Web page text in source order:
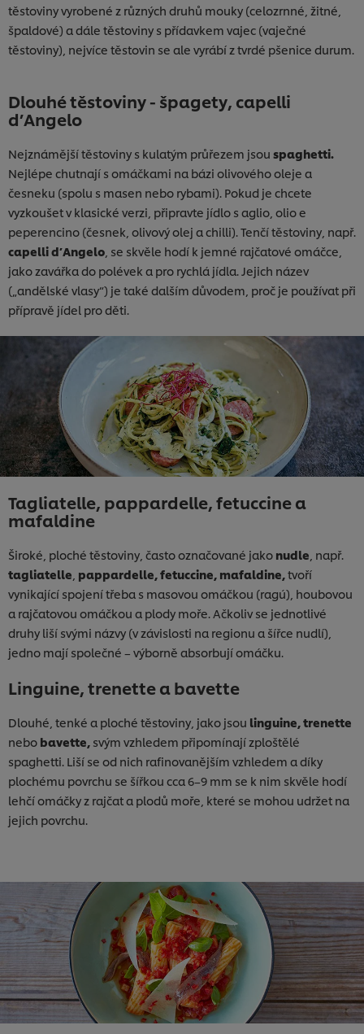
těstoviny vyrobené z různých druhů mouky (celozrnné, žitné,
špaldové) a dále těstoviny s přídavkem vajec (vaječné
těstoviny), nejvíce těstovin se ale vyrábí z tvrdé pšenice durum.
Dlouhé těstoviny - špagety, capelli
d’Angelo
Nejznámější těstoviny s kulatým průřezem jsou spaghetti.
Nejlépe chutnají s omáčkami na bázi olivového oleje a
česneku (spolu s masen nebo rybami). Pokud je chcete
vyzkoušet v klasické verzi, připravte jídlo s aglio, olio e
peperencino (česnek, olivový olej a chilli). Tenčí těstoviny, např.
capelli d’Angelo , se skvěle hodí k jemné rajčatové omáčce,
jako zavářka do polévek a pro rychlá jídla. Jejich název
(„andělské vlasy“) je také dalším důvodem, proč je používat při
přípravě jídel pro děti.
Tagliatelle, pappardelle, fetuccine a
mafaldine
Široké, ploché těstoviny, často označované jako nudle , např.
tagliatelle pappardelle, fetuccine, mafaldine,tvoří
vynikající spojení třeba s masovou omáčkou (ragú), houbovou
a rajčatovou omáčkou a plody moře. Ačkoliv se jednotlivé
druhy liší svými názvy (v závislosti na regionu a šířce nudlí),
jedno mají společné – výborně absorbují omáčku.
Linguine, trenette a bavette
Dlouhé, tenké a ploché těstoviny, jako jsou linguine, trenette
nebo bavette, svým vzhledem připomínají zploštělé
spaghetti. Liší se od nich rafinovanějším vzhledem a díky
plochému povrchu se šířkou cca 6–9 mm se k nim skvěle hodí
lehčí omáčky z rajčat a plodů moře, které se mohou udržet na
jejich povrchu.